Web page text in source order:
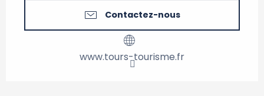
Contactez-nous
www.tours-tourisme.fr